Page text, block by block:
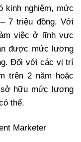
kinh nghiệm, mức
7 triệu đồng. Với
việc ở lĩnh vực
được mức lương
Đối với các vị trí
trên 2 năm hoặc
hữu mức lương
thể.